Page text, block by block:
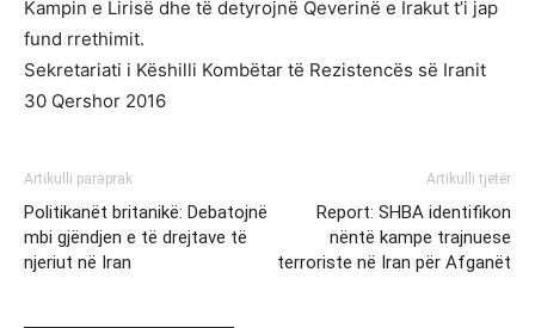
Kampin e Lirisë dhe të detyrojnë Qeverinë e Irakut t’i jap
fund rrethimit.
Sekretariati i Këshilli Kombëtar të Rezistencës së Iranit
30 Qershor 2016
Artikulli paraprak
Politikanët britanikë: Debatojnë
mbi gjëndjen e të drejtave të
njeriut në Iran
Artikulli tjetër
Report: SHBA identifikon
nëntë kampe trajnuese
terroriste në Iran për Afganët